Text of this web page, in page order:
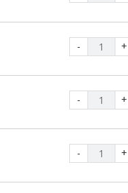
- +
- +
- +